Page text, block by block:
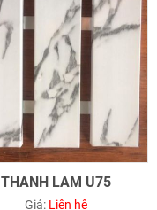
THANH LAM U75
Giá: Liên hệ